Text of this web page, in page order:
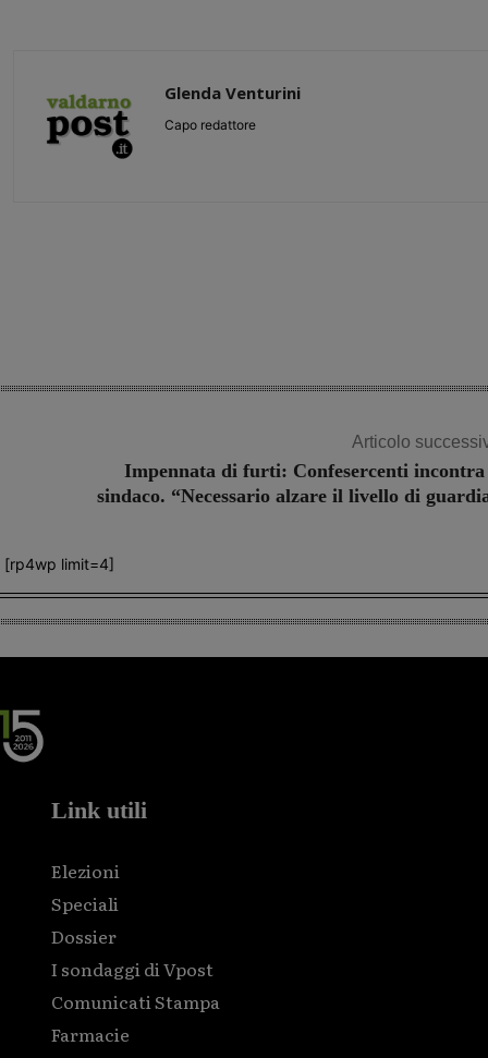
Glenda Venturini
Capo redattore
Articolo
Impennata di furti: Confesercenti
sindaco. “Necessario alzare il livello di
[rp4wp limit=4]
Link utili
Elezioni
Speciali
Dossier
I sondaggi di Vpost
Comunicati Stampa
Farmacie